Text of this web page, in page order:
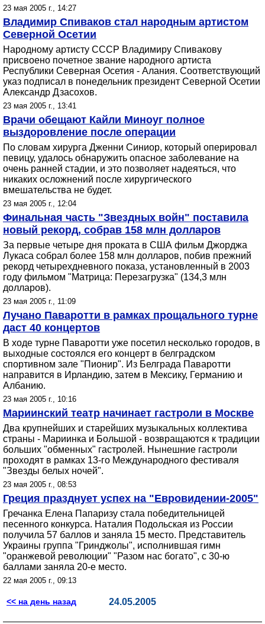
23 мая 2005 г., 14:27
Владимир Спиваков стал народным артистом
Северной Осетии
Народному артисту СССР Владимиру Спивакову
присвоено почетное звание народного артиста
Республики Северная Осетия - Алания. Соответствующий
указ подписал в понедельник президент Северной Осетии
Александр Дзасохов.
23 мая 2005 г., 13:41
Врачи обещают Кайли Миноуг полное
выздоровление после операции
По словам хирурга Дженни Синиор, который оперировал
певицу, удалось обнаружить опасное заболевание на
очень ранней стадии, и это позволяет надеяться, что
никаких осложнений после хирургического
вмешательства не будет.
23 мая 2005 г., 12:04
Финальная часть "Звездных войн" поставила
новый рекорд, собрав 158 млн долларов
За первые четыре дня проката в США фильм Джорджа
Лукаса собрал более 158 млн долларов, побив прежний
рекорд четырехдневного показа, установленный в 2003
году фильмом "Матрица: Перезагрузка" (134,3 млн
долларов).
23 мая 2005 г., 11:09
Лучано Паваротти в рамках прощального турне
даст 40 концертов
В ходе турне Паваротти уже посетил несколько городов, в
выходные состоялся его концерт в белградском
спортивном зале "Пионир". Из Белграда Паваротти
направится в Ирландию, затем в Мексику, Германию и
Албанию.
23 мая 2005 г., 10:16
Мариинский театр начинает гастроли в Москве
Два крупнейших и старейших музыкальных коллектива
страны - Мариинка и Большой - возвращаются к традиции
больших "обменных" гастролей. Нынешние гастроли
проходят в рамках 13-го Международного фестиваля
"Звезды белых ночей".
23 мая 2005 г., 08:53
Греция празднует успех на "Евровидении-2005"
Гречанка Елена Папаризу стала победительницей
песенного конкурса. Наталия Подольская из России
получила 57 баллов и заняла 15 место. Представитель
Украины группа "Гринджолы", исполнившая гимн
"оранжевой революции" "Разом нас богато", с 30-ю
баллами заняла 20-е место.
22 мая 2005 г., 09:13
<< на день назад 24.05.2005